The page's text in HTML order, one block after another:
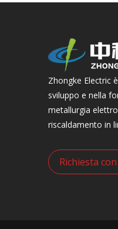
Zhongke Electric
sviluppo e nella
metallurgia
riscaldamento in
Richiesta